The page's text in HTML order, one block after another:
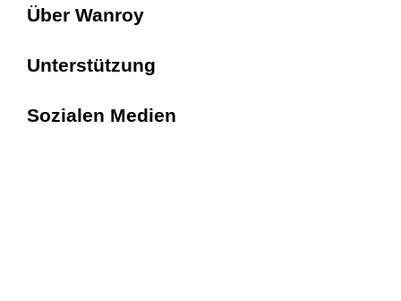
Über Wanroy
Unterstützung
Sozialen Medien